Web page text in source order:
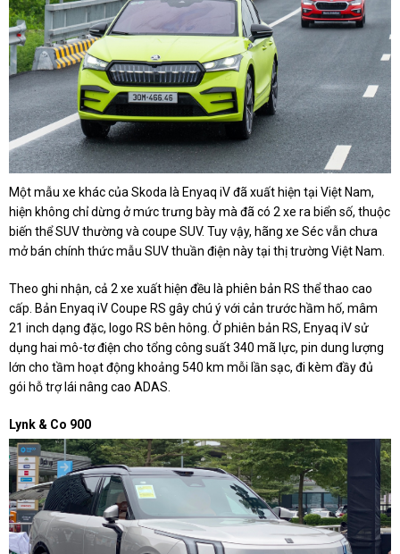
Một mẫu xe khác của Skoda là Enyaq iV đã xuất hiện tại Việt Nam,
hiện không chỉ dừng ở mức trưng bày mà đã có 2 xe ra biển số, thuộc
biến thể SUV thường và coupe SUV. Tuy vậy, hãng xe Séc vẫn chưa
mở bán chính thức mẫu SUV thuần điện này tại thị trường Việt Nam.
Theo ghi nhận, cả 2 xe xuất hiện đều là phiên bản RS thể thao cao
cấp. Bản Enyaq iV Coupe RS gây chú ý với cản trước hầm hố, mâm
21 inch dạng đặc, logo RS bên hông. Ở phiên bản RS, Enyaq iV sử
dụng hai mô-tơ điện cho tổng công suất 340 mã lực, pin dung lượng
lớn cho tầm hoạt động khoảng 540 km mỗi lần sạc, đi kèm đầy đủ
gói hỗ trợ lái nâng cao ADAS.
Lynk & Co 900